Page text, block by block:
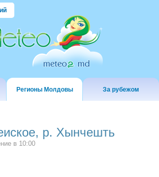
Регионы Молдовы За рубежом
р. Хынчешть
в 10:00